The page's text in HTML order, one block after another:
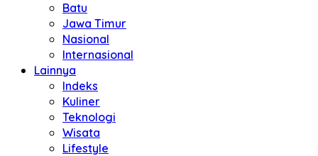
Batu
Jawa Timur
Nasional
Internasional
Lainnya
Indeks
Kuliner
Teknologi
Wisata
Lifestyle